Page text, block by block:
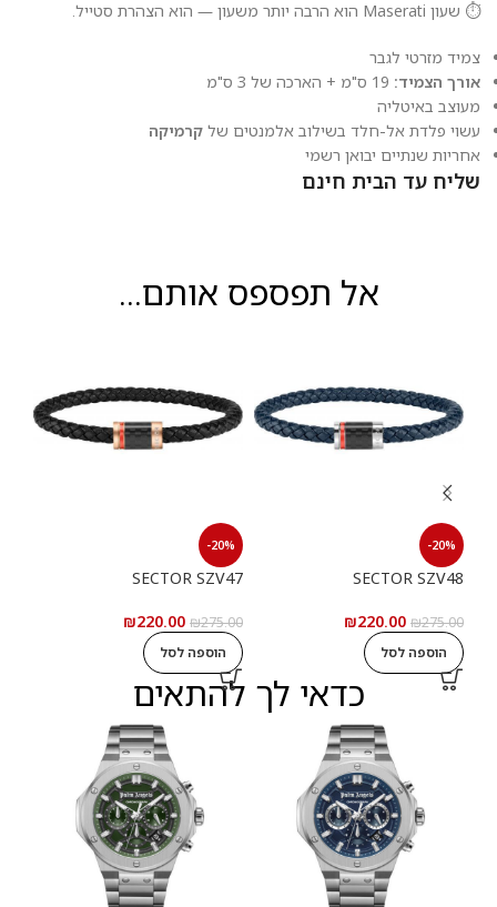
⏱️ שעון Maserati הוא הרבה יותר משעון — הוא הצהרת סטייל.
צמיד מזרטי לגבר
אורך הצמיד:
מעוצב באיטליה
עשוי פלדת אל-חלד בשילוב אלמנטים של קרמיקה
אחריות שנתיים יבואן רשמי
שליח עד הבית חינם
אל תפספס אותם...
-20%
SECTOR SZV48
₪275.00
₪220.00
הוספה לסל
-20%
SECTOR SZV47
₪275.00
₪220.00
הוספה לסל
כדאי לך להתאים